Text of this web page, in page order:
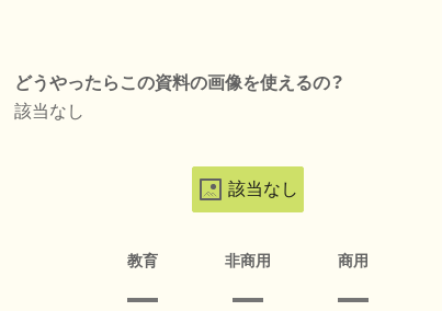
どうやったらこの資料の画像を使えるの？
該当なし
該当なし
教育 非商用 商用